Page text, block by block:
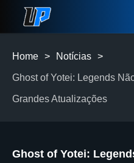
Home > Notícias >
Ghost of Yotei: Legends
Grandes Atualizações
Ghost of Yotei: